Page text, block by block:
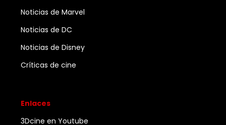
Noticias de Marvel
Noticias de DC
Noticias de Disney
Críticas de cine
Enlaces
3Dcine en Youtube